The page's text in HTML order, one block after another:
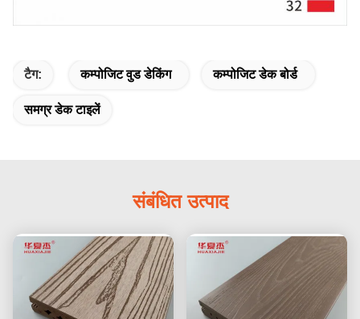
टैग: कम्पोजिट वुड डेकिंग कम्पोजिट डेक बोर्ड
समग्र डेक टाइलें
संबंधित उत्पाद